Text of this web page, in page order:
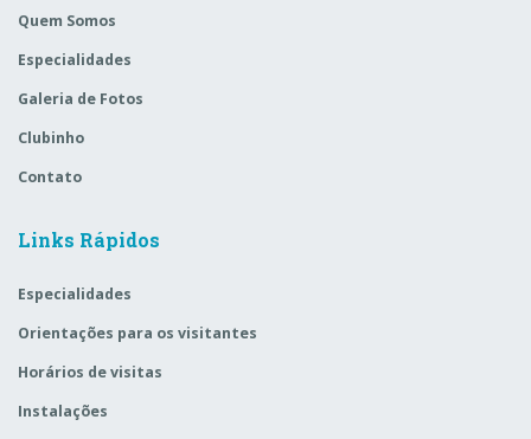
Quem Somos
Especialidades
Galeria de Fotos
Clubinho
Contato
Links Rápidos
Especialidades
Orientações para os visitantes
Horários de visitas
Instalações